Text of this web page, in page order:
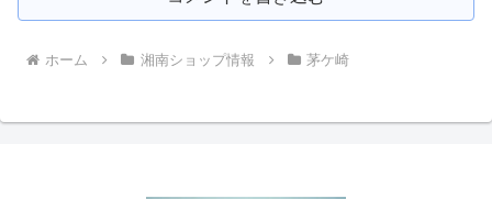
ホーム 湘南ショップ情報 茅ケ崎